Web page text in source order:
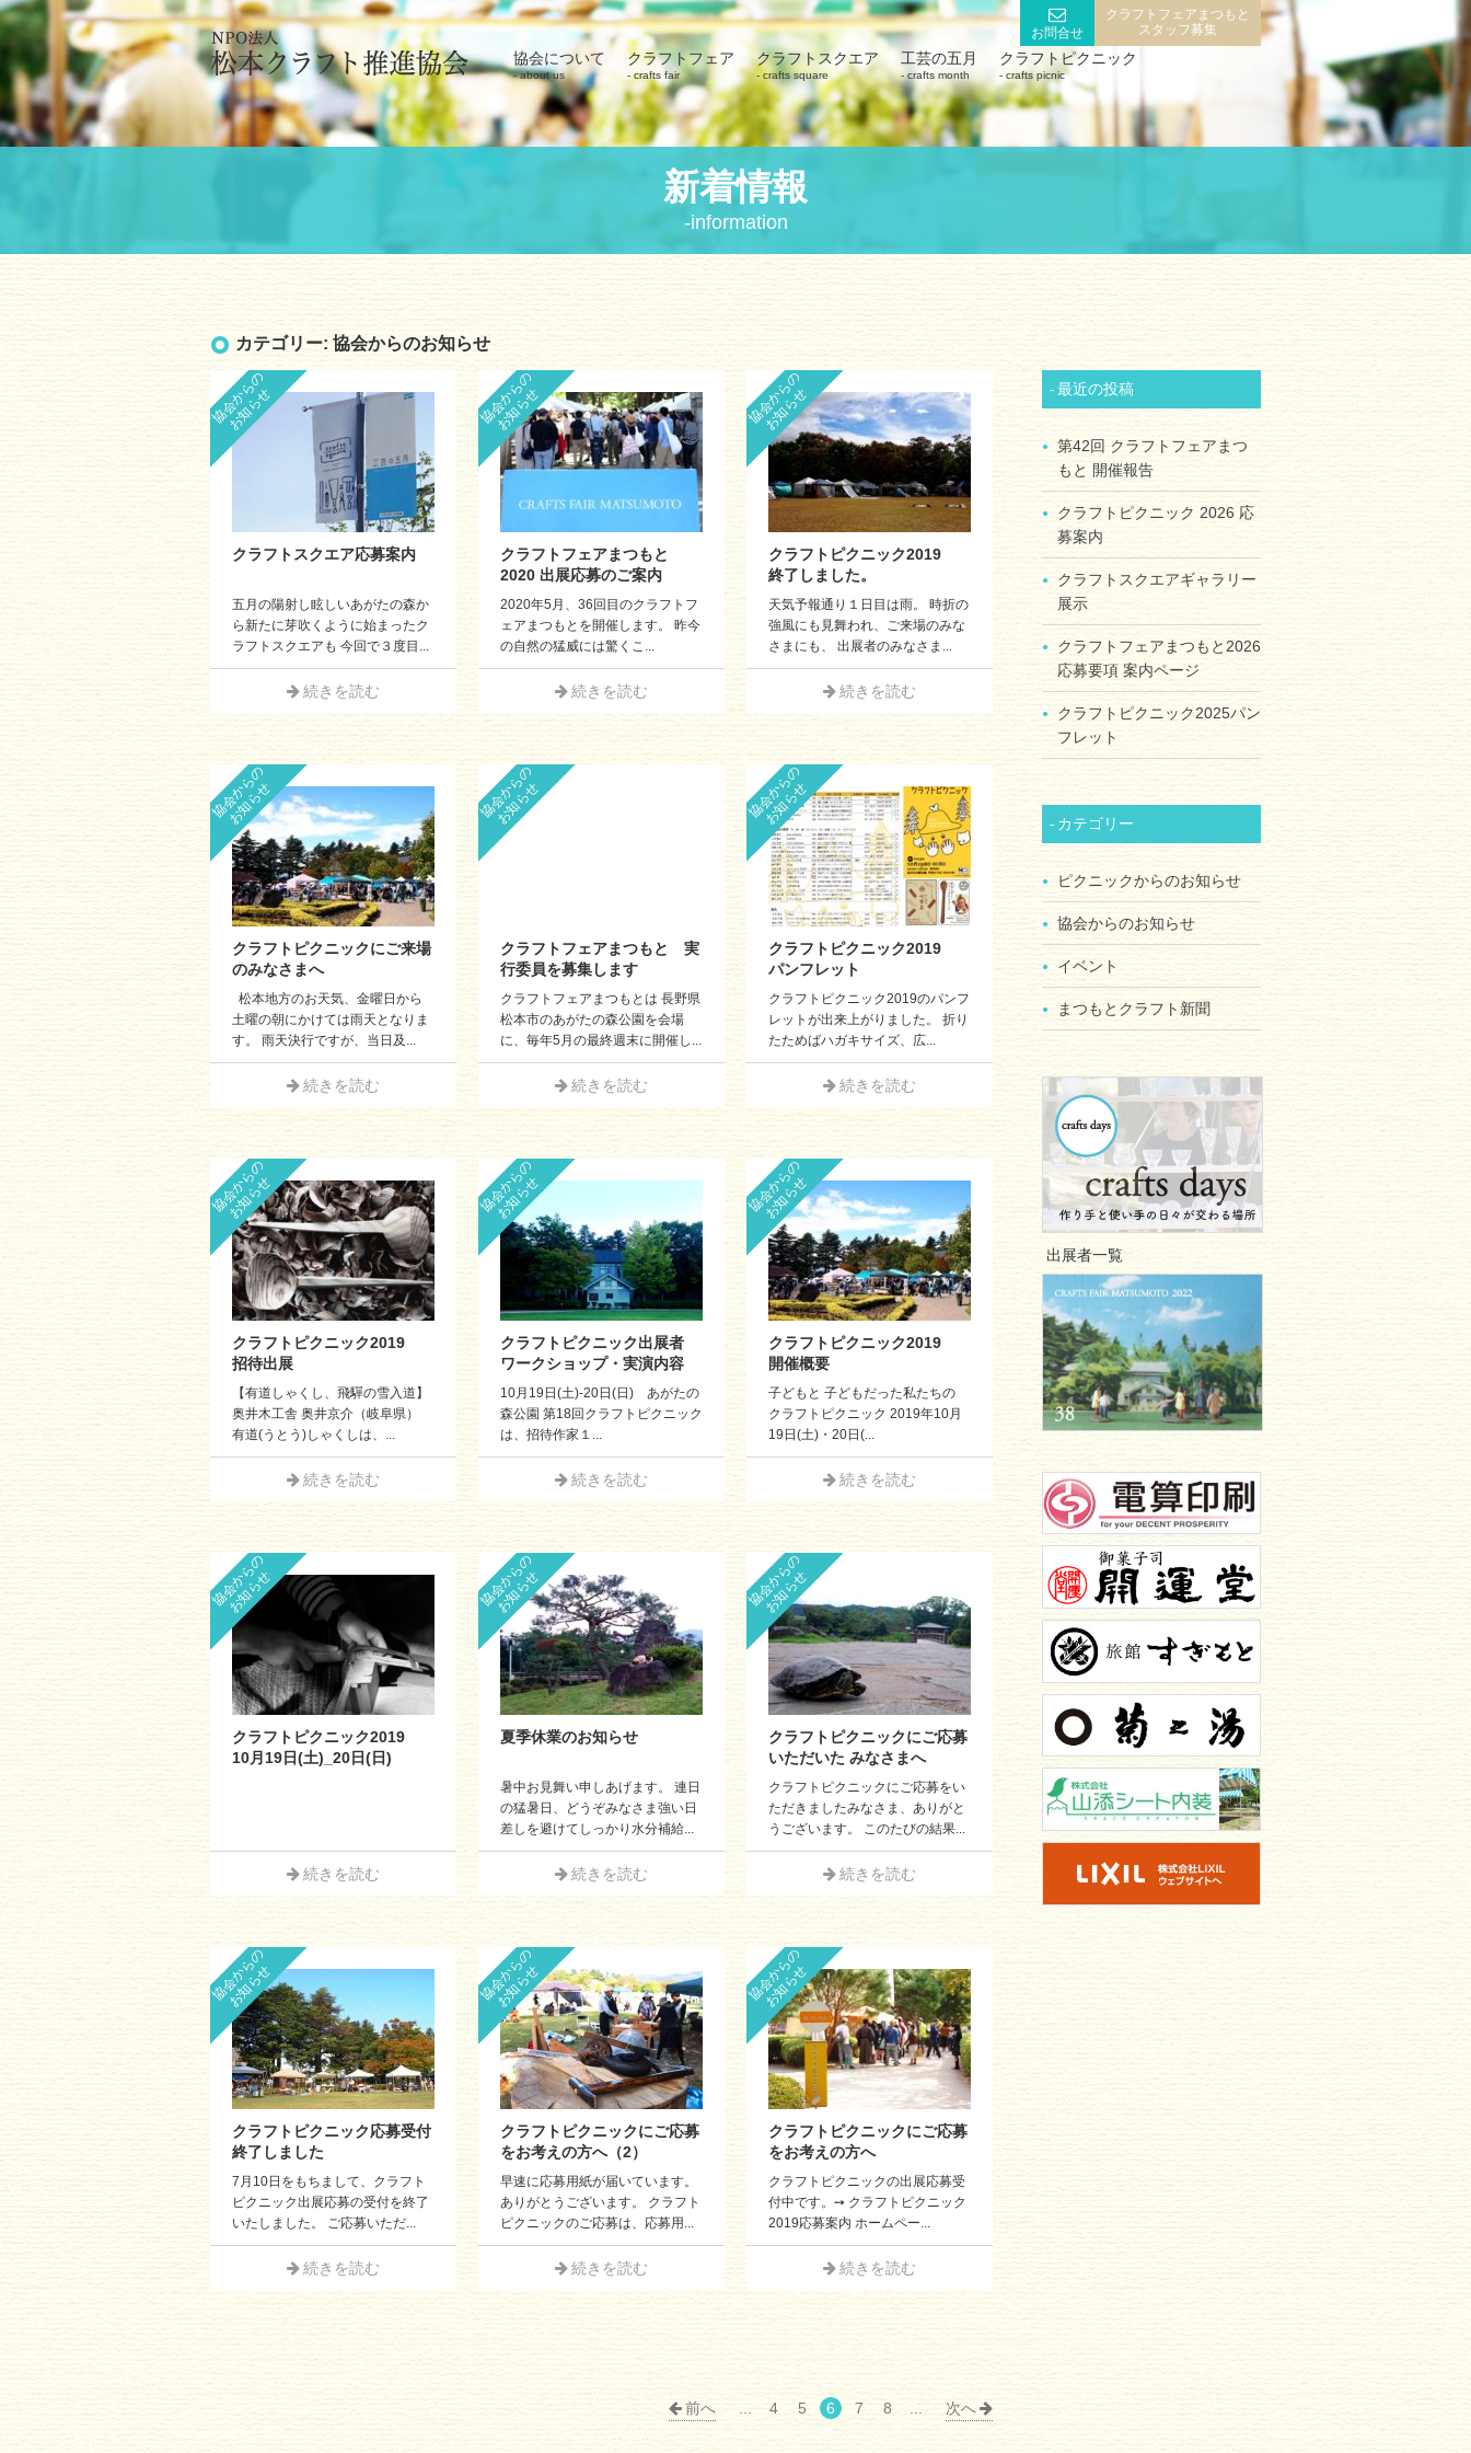
協会について
about us
クラフトフェア
crafts fair
クラフトスクエア
crafts square
工芸の五月
crafts month
クラフトピクニック
crafts picnic
お問合せ
クラフトフェアまつもと
スタッフ募集
新着情報
information
カテゴリー: 協会からのお知らせ
協会からの
お知らせ
クラフトスクエア応募案内
五月の陽射し眩しいあがたの森か
ら新たに芽吹くように始まったク
ラフトスクエアも 今回で３度目...
続きを読む
協会からの
お知らせ
クラフトフェアまつもと
2020 出展応募のご案内
2020年5月、36回目のクラフトフ
ェアまつもとを開催します。 昨今
の自然の猛威には驚くこ...
続きを読む
協会からの
お知らせ
クラフトピクニック2019
終了しました。
天気予報通り１日目は雨。 時折の
強風にも見舞われ、ご来場のみな
さまにも、 出展者のみなさま...
続きを読む
協会からの
お知らせ
クラフトピクニックにご来場
のみなさまへ
松本地方のお天気、金曜日から
土曜の朝にかけては雨天となりま
す。 雨天決行ですが、当日及...
続きを読む
協会からの
お知らせ
クラフトフェアまつもと 実
行委員を募集します
クラフトフェアまつもとは 長野県
松本市のあがたの森公園を会場
に、毎年5月の最終週末に開催し...
続きを読む
協会からの
お知らせ
クラフトピクニック2019
パンフレット
クラフトピクニック2019のパンフ
レットが出来上がりました。 折り
たためばハガキサイズ、広...
続きを読む
協会からの
お知らせ
クラフトピクニック2019
招待出展
【有道しゃくし、飛驒の雪入道】
奥井木工舎 奥井京介（岐阜県）
有道(うとう)しゃくしは、...
続きを読む
協会からの
お知らせ
クラフトピクニック出展者
ワークショップ・実演内容
10月19日(土)-20日(日) あがたの
森公園 第18回クラフトピクニック
は、招待作家１...
続きを読む
協会からの
お知らせ
クラフトピクニック2019
開催概要
子どもと 子どもだった私たちの
クラフトピクニック 2019年10月
19日(土)・20日(...
続きを読む
協会からの
お知らせ
クラフトピクニック2019
10月19日(土)_20日(日)
続きを読む
協会からの
お知らせ
夏季休業のお知らせ
暑中お見舞い申しあげます。 連日
の猛暑日、どうぞみなさま強い日
差しを避けてしっかり水分補給...
続きを読む
協会からの
お知らせ
クラフトピクニックにご応募
いただいた みなさまへ
クラフトピクニックにご応募をい
ただきましたみなさま、ありがと
うございます。 このたびの結果...
続きを読む
協会からの
お知らせ
クラフトピクニック応募受付
終了しました
7月10日をもちまして、クラフト
ピクニック出展応募の受付を終了
いたしました。 ご応募いただ...
続きを読む
協会からの
お知らせ
クラフトピクニックにご応募
をお考えの方へ（2）
早速に応募用紙が届いています。
ありがとうございます。 クラフト
ピクニックのご応募は、応募用...
続きを読む
協会からの
お知らせ
クラフトピクニックにご応募
をお考えの方へ
クラフトピクニックの出展応募受
付中です。➙ クラフトピクニック
2019応募案内 ホームペー...
続きを読む
前へ 4 5 6 7 8 次へ
最近の投稿
第42回 クラフトフェアまつ
もと 開催報告
クラフトピクニック 2026 応
募案内
クラフトスクエアギャラリー
展示
クラフトフェアまつもと2026
応募要項 案内ページ
クラフトピクニック2025パン
フレット
カテゴリー
ピクニックからのお知らせ
協会からのお知らせ
イベント
まつもとクラフト新聞
出展者一覧